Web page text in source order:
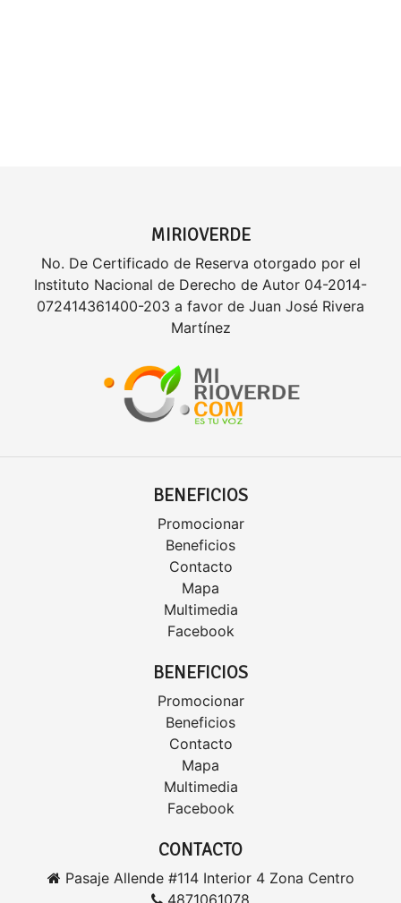
MIRIOVERDE
No. De Certificado de Reserva otorgado por el
Instituto Nacional de Derecho de Autor 04-2014-
072414361400-203 a favor de Juan José Rivera
Martínez
BENEFICIOS
Promocionar
Beneficios
Contacto
Mapa
Multimedia
Facebook
BENEFICIOS
Promocionar
Beneficios
Contacto
Mapa
Multimedia
Facebook
CONTACTO
Pasaje Allende #114 Interior 4 Zona Centro